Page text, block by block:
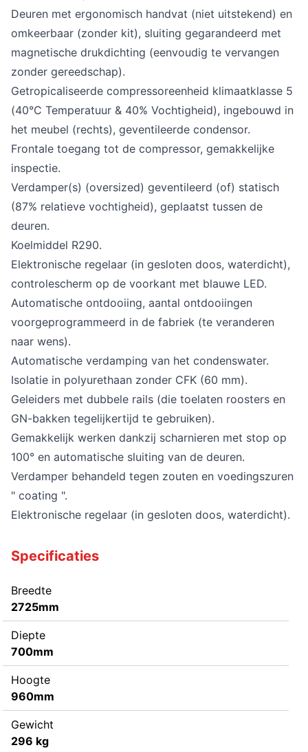
Deuren met ergonomisch handvat (niet uitstekend) en
omkeerbaar (zonder kit), sluiting gegarandeerd met
magnetische drukdichting (eenvoudig te vervangen
zonder gereedschap).
Getropicaliseerde compressoreenheid klimaatklasse 5
(40°C Temperatuur & 40% Vochtigheid), ingebouwd in
het meubel (rechts), geventileerde condensor.
Frontale toegang tot de compressor, gemakkelijke
inspectie.
Verdamper(s) (oversized) geventileerd (of) statisch
(87% relatieve vochtigheid), geplaatst tussen de
deuren.
Koelmiddel R290.
Elektronische regelaar (in gesloten doos, waterdicht),
controlescherm op de voorkant met blauwe LED.
Automatische ontdooiing, aantal ontdooiingen
voorgeprogrammeerd in de fabriek (te veranderen
naar wens).
Automatische verdamping van het condenswater.
Isolatie in polyurethaan zonder CFK (60 mm).
Geleiders met dubbele rails (die toelaten roosters en
GN-bakken tegelijkertijd te gebruiken).
Gemakkelijk werken dankzij scharnieren met stop op
100° en automatische sluiting van de deuren.
Verdamper behandeld tegen zouten en voedingszuren
" coating ".
Elektronische regelaar (in gesloten doos, waterdicht).
Specificaties
Breedte
2725mm
Diepte
700mm
Hoogte
960mm
Gewicht
296 kg